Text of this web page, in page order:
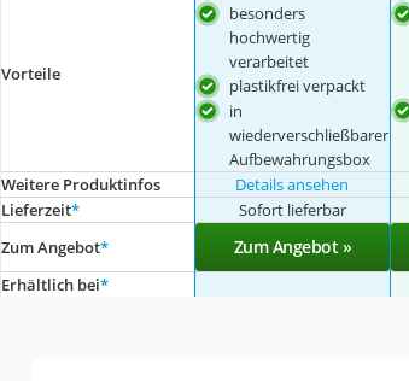
Vorteile
besonders
hochwertig
verarbeitet
plastikfrei verpackt
in
wiederverschließbarer
Aufbewahrungsbox
Weitere Produktinfos Details ansehen
Lieferzeit* Sofort lieferbar
Zum Angebot* Zum Angebot »
Erhältlich bei*